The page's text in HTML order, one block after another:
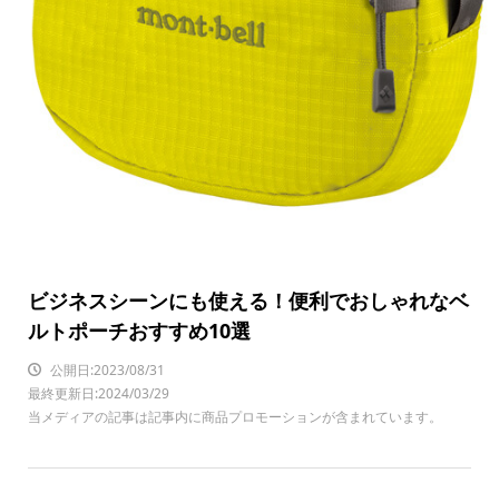
ビジネスシーンにも使える！便利でおしゃれなベ
ルトポーチおすすめ10選
公開日:2023/08/31
最終更新日:2024/03/29
当メディアの記事は記事内に商品プロモーションが含まれています。